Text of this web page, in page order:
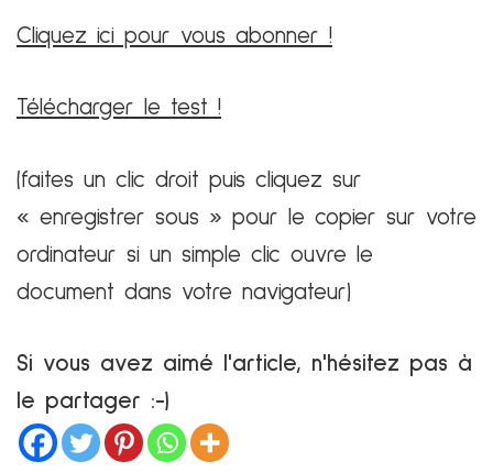
Cliquez ici pour vous abonner !
Télécharger le test !
(faites un clic droit puis cliquez sur
« enregistrer sous » pour le copier sur votre
ordinateur si un simple clic ouvre le
document dans votre navigateur)
Si vous avez aimé l'article, n'hésitez pas à
le partager :-)